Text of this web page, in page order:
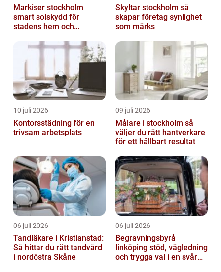
Markiser stockholm
smart solskydd för
stadens hem och
Skyltar stockholm så
skapar företag synlighet
som märks
10 juli 2026
Kontorsstädning för en
trivsam arbetsplats
09 juli 2026
Målare i stockholm så
väljer du rätt hantverkare
för ett hållbart resultat
06 juli 2026
Tandläkare i Kristianstad:
Så hittar du rätt tandvård
i nordöstra Skåne
06 juli 2026
Begravningsbyrå
linköping stöd, vägledning
och trygga val i en svår